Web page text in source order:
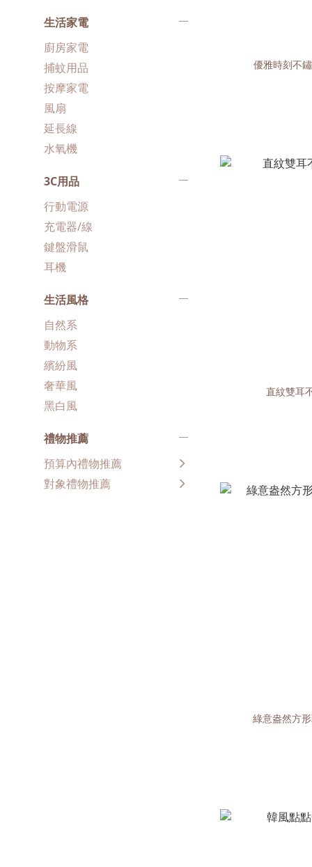
生活家電
廚房家電
捕蚊用品
按摩家電
風扇
延長線
水氧機
3C用品
行動電源
充電器/線
鍵盤滑鼠
耳機
生活風格
自然系
動物系
繽紛風
奢華風
黑白風
禮物推薦
預算內禮物推薦
對象禮物推薦
優雅時刻不
直紋雙耳
綠意盎然方